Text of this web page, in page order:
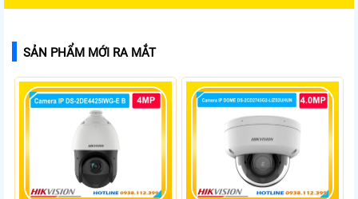
SẢN PHẨM MỚI RA MẮT